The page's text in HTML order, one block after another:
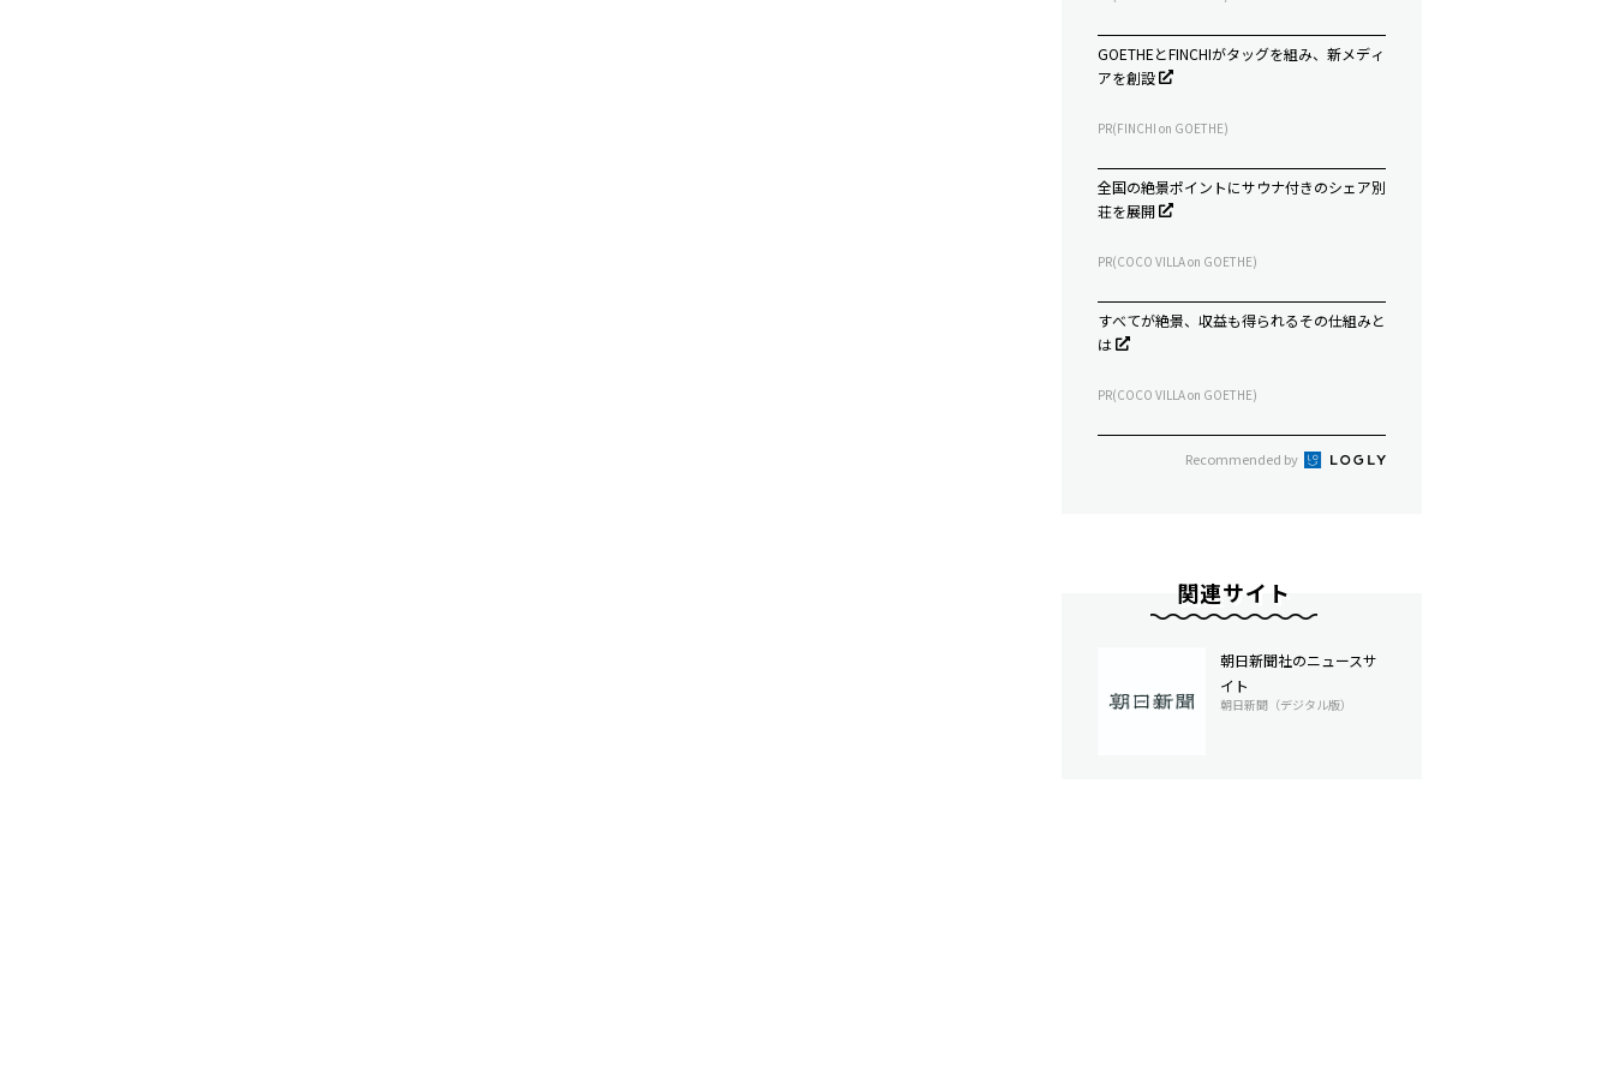
GOETHEとFINCHIがタッグを組み、新メディ
アを創設
PR(FINCHI on GOETHE)
全国の絶景ポイントにサウナ付きのシェア別
荘を展開
PR(COCO VILLA on GOETHE)
すべてが絶景、収益も得られるその仕組みと
は
PR(COCO VILLA on GOETHE)
Recommended by
関連サイト
朝日新聞社のニュースサ
イト
朝日新聞（デジタル版）